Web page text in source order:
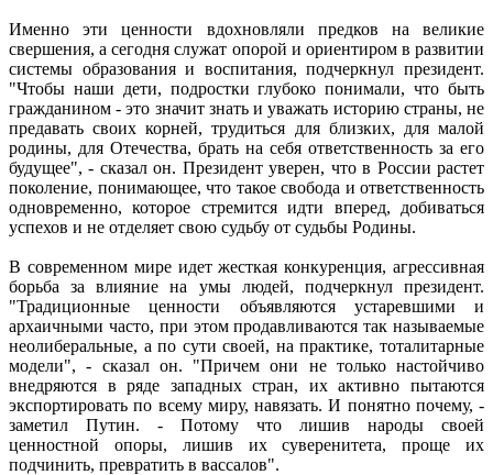
Именно эти ценности вдохновляли предков на великие
свершения, а сегодня служат опорой и ориентиром в развитии
системы образования и воспитания, подчеркнул президент.
"Чтобы наши дети, подростки глубоко понимали, что быть
гражданином - это значит знать и уважать историю страны, не
предавать своих корней, трудиться для близких, для малой
родины, для Отечества, брать на себя ответственность за его
будущее", - сказал он. Президент уверен, что в России растет
поколение, понимающее, что такое свобода и ответственность
одновременно, которое стремится идти вперед, добиваться
успехов и не отделяет свою судьбу от судьбы Родины.
В современном мире идет жесткая конкуренция, агрессивная
борьба за влияние на умы людей, подчеркнул президент.
"Традиционные ценности объявляются устаревшими и
архаичными часто, при этом продавливаются так называемые
неолиберальные, а по сути своей, на практике, тоталитарные
модели", - сказал он. "Причем они не только настойчиво
внедряются в ряде западных стран, их активно пытаются
экспортировать по всему миру, навязать. И понятно почему, -
заметил Путин. - Потому что лишив народы своей
ценностной опоры, лишив их суверенитета, проще их
подчинить, превратить в вассалов".